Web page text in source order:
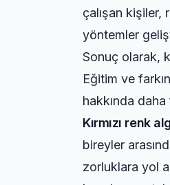
çalışan kişiler,
yöntemler
Sonuç olarak,
Eğitim ve
hakkında
Kırmızı renk
bireyler
zorluklara yol